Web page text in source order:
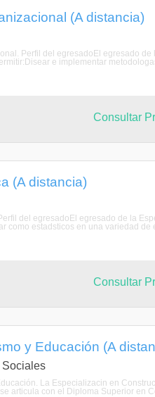
(A distancia)
Perfil del egresadoEl egresado
e implementar
Consultar
(A distancia)
del egresadoEl egresado de la
como estadsticos en una variedad
Consultar
y Educación (A
Sociales
La Especializacin en
articula con el Diploma Superior en